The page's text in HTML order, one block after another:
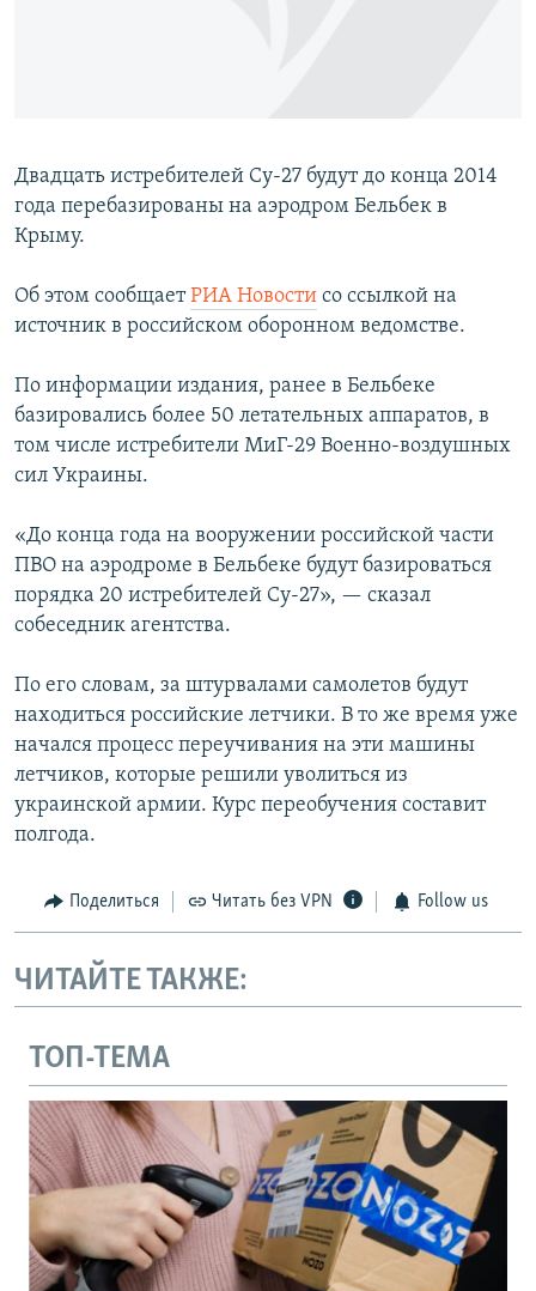
Все сайты RFE/RL
Двадцать истребителей Су-27 будут до конца 2014
года перебазированы на аэродром Бельбек в
Крыму.
Об этом сообщаетРИА Новости со ссылкой на
источник в российском оборонном ведомстве.
По информации издания, ранее в Бельбеке
базировались более 50 летательных аппаратов, в
том числе истребители МиГ-29 Военно-воздушных
сил Украины.
«До конца года на вооружении российской части
ПВО на аэродроме в Бельбеке будут базироваться
порядка 20 истребителей Су-27», — сказал
собеседник агентства.
По его словам, за штурвалами самолетов будут
находиться российские летчики. В то же время уже
начался процесс переучивания на эти машины
летчиков, которые решили уволиться из
украинской армии. Курс переобучения составит
полгода.
Поделиться Читать без VPN Follow us
ЧИТАЙТЕ ТАКЖЕ:
ТОП-ТЕМА